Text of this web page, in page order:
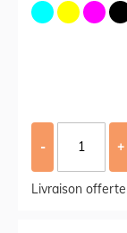
- +
Livraison